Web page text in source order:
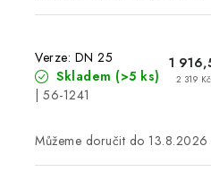
Verze: DN 25
Skladem (>5 ks)
| 56-1241
1
2 319
13.8.2026